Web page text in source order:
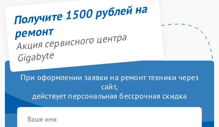
Получите 1500 рублей на
ремонт
Акция сервисного центра
Gigabyte
При оформлении заявки на ремонт техники через
сайт,
действует персональная бессрочная скидка